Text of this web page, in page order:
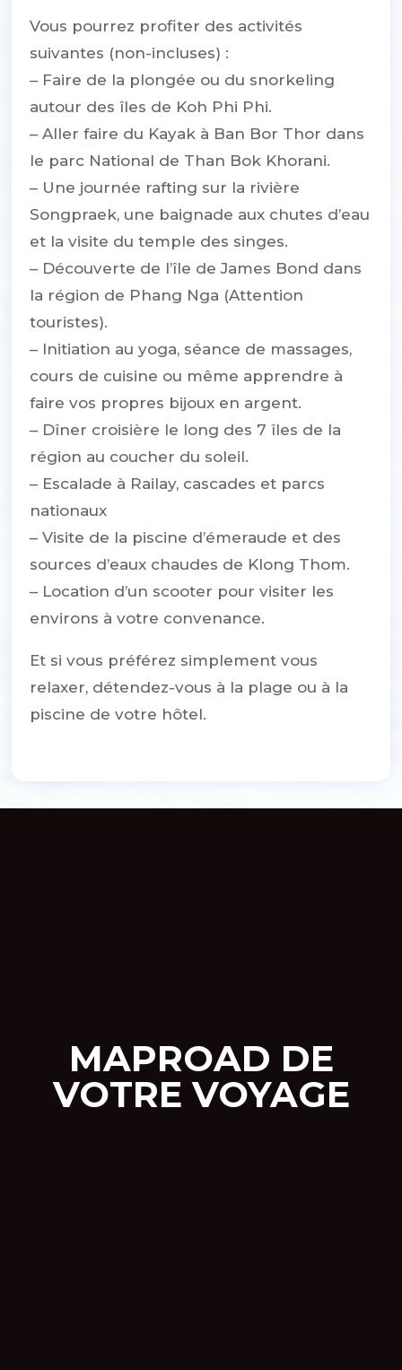
Vous pourrez profiter des activités
suivantes (non-incluses) :
– Faire de la plongée ou du snorkeling
autour des îles de Koh Phi Phi.
– Aller faire du Kayak à Ban Bor Thor dans
le parc National de Than Bok Khorani.
– Une journée rafting sur la rivière
Songpraek, une baignade aux chutes d’eau
et la visite du temple des singes.
– Découverte de l’île de James Bond dans
la région de Phang Nga (Attention
touristes).
– Initiation au yoga, séance de massages,
cours de cuisine ou même apprendre à
faire vos propres bijoux en argent.
– Dîner croisière le long des 7 îles de la
région au coucher du soleil.
– Escalade à Railay, cascades et parcs
nationaux
– Visite de la piscine d’émeraude et des
sources d’eaux chaudes de Klong Thom.
– Location d’un scooter pour visiter les
environs à votre convenance.
Et si vous préférez simplement vous
relaxer, détendez-vous à la plage ou à la
piscine de votre hôtel.
MAPROAD DE
VOTRE VOYAGE